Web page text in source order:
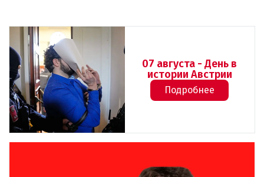
07 августа - День в
истории Австрии
Подробнее